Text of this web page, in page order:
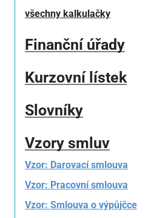
všechny kalkulačky
Finanční úřady
Kurzovní lístek
Slovníky
Vzory smluv
Vzor: Darovací smlouva
Vzor: Pracovní smlouva
Vzor: Smlouva o výpůjčce